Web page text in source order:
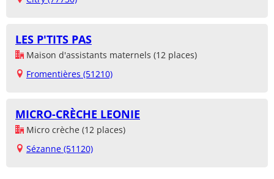
LES P'TITS PAS
Maison d'assistants maternels (12 places)
Fromentières (51210)
MICRO-CRÈCHE LEONIE
Micro crèche (12 places)
Sézanne (51120)